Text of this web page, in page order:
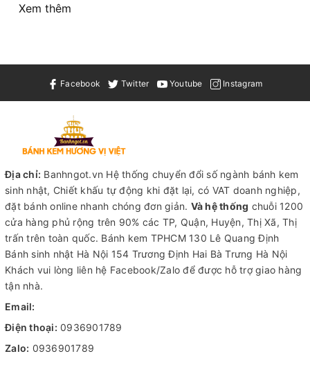
Xem thêm
Facebook Twitter Youtube Instagram
Địa chỉ: Banhngot.vn Hệ thống chuyển đổi số ngành bánh kem
sinh nhật, Chiết khấu tự động khi đặt lại, có VAT doanh nghiệp,
đặt bánh online nhanh chóng đơn giản. Và hệ thống chuỗi 1200
cửa hàng phủ rộng trên 90% các TP, Quận, Huyện, Thị Xã, Thị
trấn trên toàn quốc. Bánh kem TPHCM130 Lê Quang Định
Bánh sinh nhật Hà Nội 154 Trương Định Hai Bà Trưng Hà Nội
Khách vui lòng liên hệ Facebook/Zalo để được hỗ trợ giao hàng
tận nhà.
Email:
Điện thoại: 0936901789
Zalo: 0936901789